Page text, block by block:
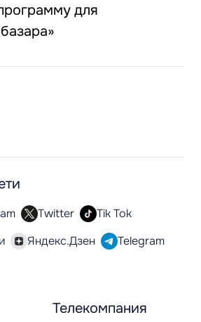
для
Телекомпания
Twitter
Tik Tok
Яндекс.Дзен
Telegram